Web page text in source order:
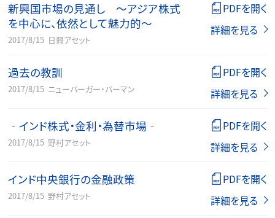
新興国市場の見通し ～アジア株式
を中心に、依然として魅力的～
2017/8/15 日興アセット
PDFを開く
詳細を見る
過去の教訓
2017/8/15 ニューバーガー・バーマン
PDFを開く
詳細を見る
‐インド株式・金利・為替市場‐
2017/8/15 野村アセット
PDFを開く
詳細を見る
インド中央銀行の金融政策
2017/8/15 野村アセット
PDFを開く
詳細を見る